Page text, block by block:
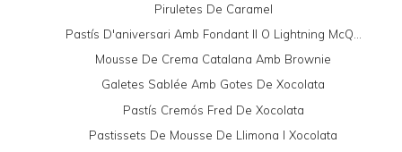
Piruletes De Caramel
Pastís D'aniversari Amb Fondant II O Lightning McQ...
Mousse De Crema Catalana Amb Brownie
Galetes Sablée Amb Gotes De Xocolata
Pastís Cremós Fred De Xocolata
Pastissets De Mousse De Llimona I Xocolata